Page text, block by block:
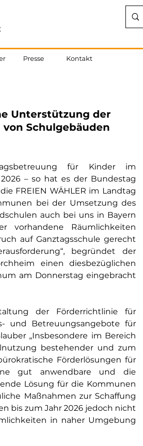
Presse Kontakt
Unterstützung der
Schulgebäuden
für Kinder im
– so hat es der Bundestag
FREIEN WÄHLER im Landtag
bei der Umsetzung
auch bei uns in Bayern
vorhandene Räumlichkeiten
auf Ganztagsschule gerecht
begründet der
einen diesbezüglichen
am Donnerstag eingebracht
der Förderrichtlinie für
und Betreuungsangebote für
„Insbesondere im Bereich
bestehender und zum
Förderlösungen für
gut anwendbare und die
Lösung für die Kommunen
Maßnahmen zur Schaffung
bis zum Jahr 2026 jedoch nicht
in naher Umgebung